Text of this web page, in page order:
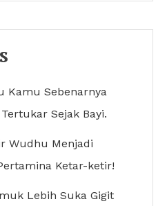
Kamu Sebenarnya
Sejak Bayi.
Wudhu Menjadi
Ketar-ketir!
Lebih Suka Gigit